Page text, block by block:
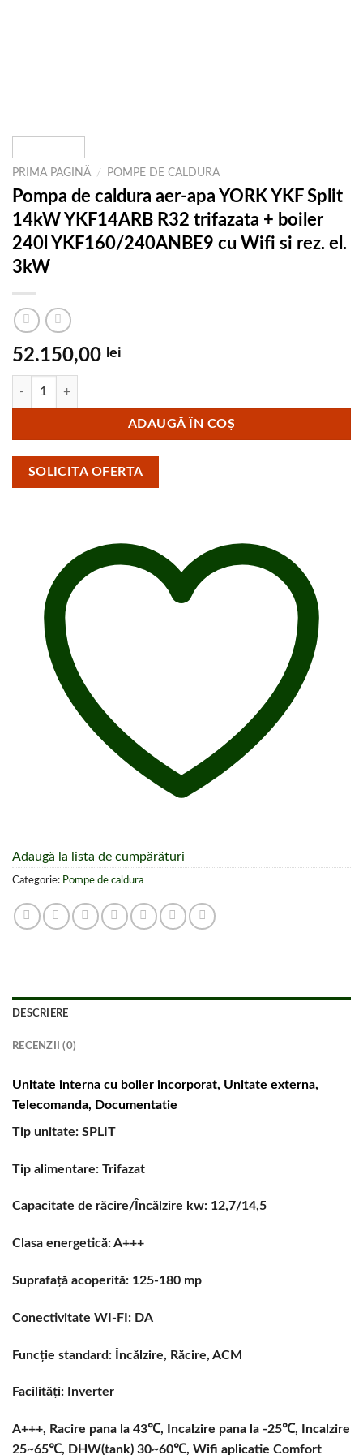
PRIMA PAGINĂ / POMPE DE CALDURA
Pompa de caldura aer-apa YORK YKF Split
14kW YKF14ARB R32 trifazata + boiler
240l YKF160/240ANBE9 cu Wifi si rez. el.
3kW
52.150,00 lei
Cantitate Pompa de caldura aer-apa YORK YKF Split 14kW
ADAUGĂ ÎN COȘ
SOLICITA OFERTA
Adaugă la lista de cumpărături
Categorie: Pompe de caldura
DESCRIERE
RECENZII (0)
Unitate interna cu boiler incorporat, Unitate externa,
Telecomanda, Documentatie
Tip unitate: SPLIT
Tip alimentare: Trifazat
Capacitate de răcire/Încălzire kw: 12,7/14,5
Clasa energetică: A+++
Suprafață acoperită: 125-180 mp
Conectivitate WI-FI: DA
Funcție standard: Încălzire, Răcire, ACM
Facilități: Inverter
A+++, Racire pana la 43℃, Incalzire pana la -25℃, Incalzire
25~65℃, DHW(tank) 30~60℃, Wifi aplicatie Comfort